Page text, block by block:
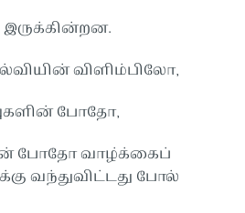
விளிம்பிலோ,
போதோ,
போதோ வாழ்க்கைப்
வந்துவிட்டது போல்